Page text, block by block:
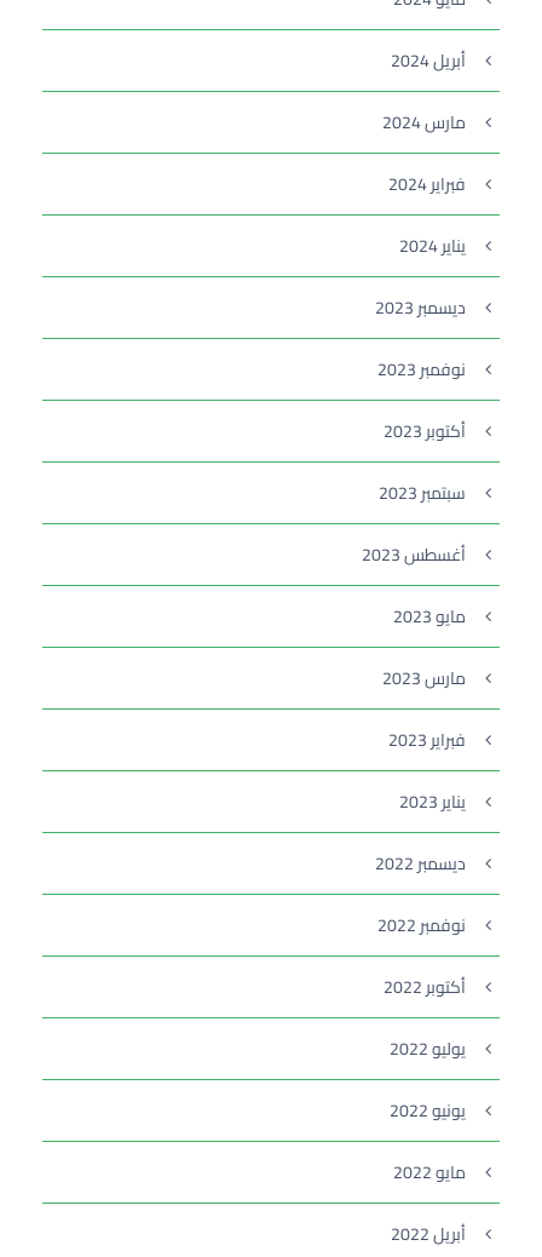
أبريل 2024
مارس 2024
فبراير 2024
يناير 2024
ديسمبر 2023
نوفمبر 2023
أكتوبر 2023
سبتمبر 2023
أغسطس 2023
مايو 2023
مارس 2023
فبراير 2023
يناير 2023
ديسمبر 2022
نوفمبر 2022
أكتوبر 2022
يوليو 2022
يونيو 2022
مايو 2022
أبريل 2022